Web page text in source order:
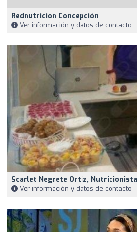
Rednutricion Concepción
Ver información y datos de contacto
Scarlet Negrete Ortiz, Nutricionista
Ver información y datos de contacto